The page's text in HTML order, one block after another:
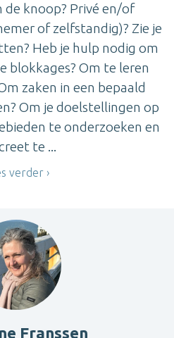
de knoop? Privé en/of
of zelfstandig)? Zie je
Heb je hulp nodig om
blokkages? Om te leren
zaken in een bepaald
Om je doelstellingen op
te onderzoeken en
te ...
verder
Franssen